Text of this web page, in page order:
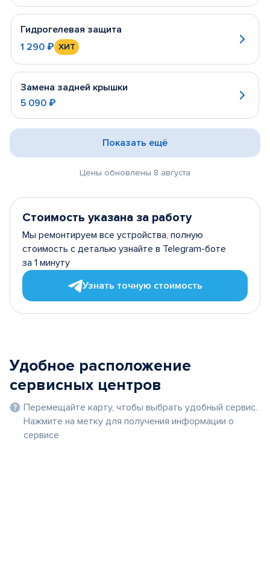
Гидрогелевая защита
1 290 ₽ ХИТ
Замена задней крышки
5 090 ₽
Цены обновлены 8 августа
Показать ещё
Стоимость указана за работу
Мы ремонтируем все устройства, полную
стоимость с деталью узнайте в Telegram-боте
за 1 минуту
Узнать точную стоимость
Удобное расположение
сервисных центров
Перемещайте карту, чтобы выбрать удобный сервис.
Нажмите на метку для получения информации о
сервисе